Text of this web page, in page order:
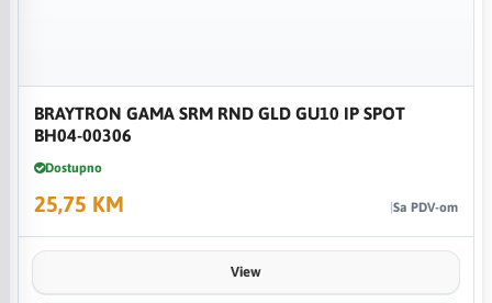
BRAYTRON GAMA SRM RND GLD GU10 IP SPOT
BH04-00306
Dostupno
25,75 KM Sa PDV-om
View